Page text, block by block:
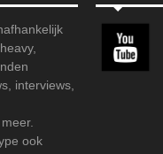
interviews,
ook